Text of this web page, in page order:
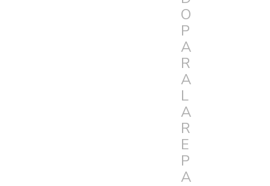
O
P
A
R
A
L
A
R
E
P
A